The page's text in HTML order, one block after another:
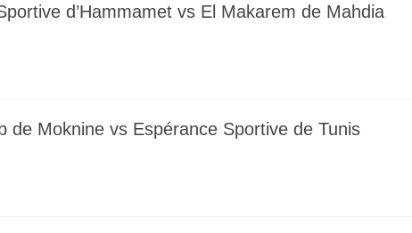
d’Hammamet vs El Makarem de Mahdia
de Moknine vs Espérance Sportive de Tunis